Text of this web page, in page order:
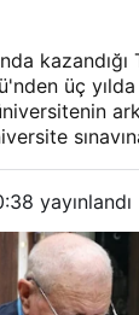
üç
yayınlandı